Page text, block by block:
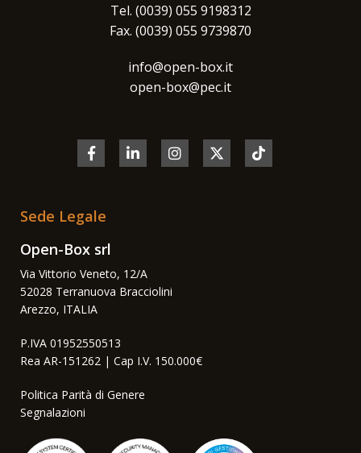
Tel. (0039) 055 9198312
Fax. (0039) 055 9739870
info@open-box.it
open-box@pec.it
Sede Legale
Open-Box srl
Via Vittorio Veneto, 12/A
52028 Terranuova Bracciolini
Arezzo, ITALIA
P.IVA 01952550513
Rea AR-151262 | Cap I.V. 150.000€
Politica Parità di Genere
Segnalazioni